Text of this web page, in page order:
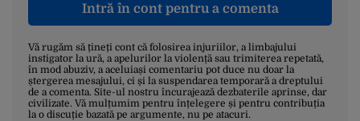
Intră în cont pentru a comenta
Vă rugăm să țineți cont că folosirea injuriilor, a limbajului
instigator la ură, a apelurilor la violență sau trimiterea repetată,
în mod abuziv, a aceluiași comentariu pot duce nu doar la
ștergerea mesajului, ci și la suspendarea temporară a dreptului
de a comenta. Site-ul nostru încurajează dezbaterile aprinse, dar
civilizate. Vă mulțumim pentru înțelegere și pentru contribuția
la o discuție bazată pe argumente, nu pe atacuri.